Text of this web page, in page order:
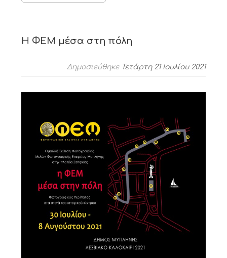
Η ΦΕΜ μέσα στη πόλη
Δημοσιεύθηκε Τετάρτη 21 Ιουλίου 2021